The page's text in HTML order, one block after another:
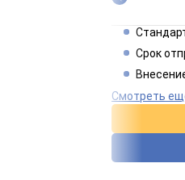
Срок
Смотреть